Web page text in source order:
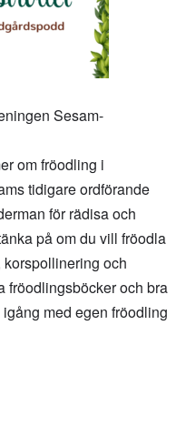
Sesam-
om fröodling i
tidigare ordförande
för rädisa och
på om du vill fröodla
och
fröodlingsböcker och bra
med egen fröodling